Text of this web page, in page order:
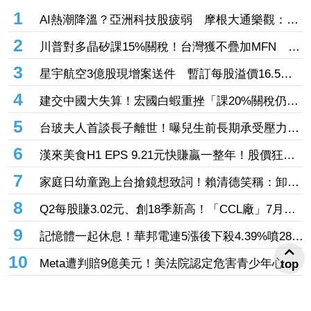
1
AI熱潮降溫？亞洲科技股疲弱 摩根大通樂觀：長
期投資趨勢未變
2
川普對多晶矽課15%關稅！台灣獲不疊加MFN 行
政院：對台影響有限
3
星宇航空3億股現增案送件 暫訂每股溢價16.5
元、預計募資49.5億元
4
建交中國大失算！宏國白蝦重挫「課20%關稅仍要
賣台灣」 外媒曝出口量差4倍
5
台玻夫人首談長子離世！曝兒生前長期承受壓力
喪子後她悲痛足不出戶
6
漢來美食H1 EPS 9.21元快賺贏一整年！股價狂飆
7％創3年來新高 「最難訂Buffet」瘋狂吸金
7
家庭日幼童跑上台搶鏡想致詞！賴清德笑稱：卸任
後再交棒給你
8
Q2每股賺3.02元、創18季新高！「CCL廠」7月營
收創近4年高 AI伺服器助攻下半年成長
9
記憶體一起休息！華邦電連5漲後下殺4.39%噴286
億元 「這檔」累漲40%後也走弱炸315億元
10
Meta遭判賠9億美元！美法院認定危害青少年心理
健康 要求5年內調整未成年用戶機制
top